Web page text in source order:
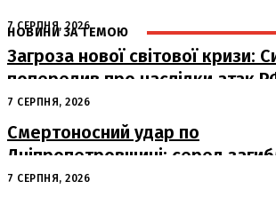
НОВИНИ ЗА ТЕМОЮ
7 СЕРПНЯ, 2026
Загроза нової світової кризи:
попередив про наслідки атак
судна
7 СЕРПНЯ, 2026
Смертоносний удар по
Дніпропетровщині: серед
– працівники «Укрпошти»
7 СЕРПНЯ, 2026